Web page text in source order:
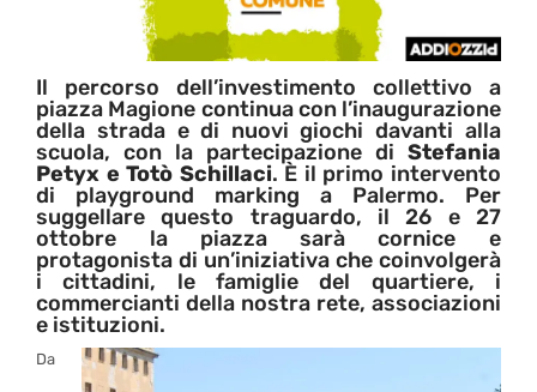
Il percorso dell’investimento collettivo a
piazza Magione continua con l’inaugurazione
della strada e di nuovi giochi davanti alla
scuola, con la partecipazione di Stefania
Petyx e Totò Schillaci. È il primo intervento
di playground marking a Palermo. Per
suggellare questo traguardo, il 26 e 27
ottobre la piazza sarà cornice e
protagonista di un’iniziativa che coinvolgerà
i cittadini, le famiglie del quartiere, i
commercianti della nostra rete, associazioni
e istituzioni.
Da